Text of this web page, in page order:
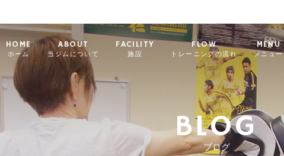
HOME
ホーム
ABOUT
当ジムについて
FACILITY
施設
FLOW
トレーニングの流れ
MENU
メニュー
BLOG
ブログ